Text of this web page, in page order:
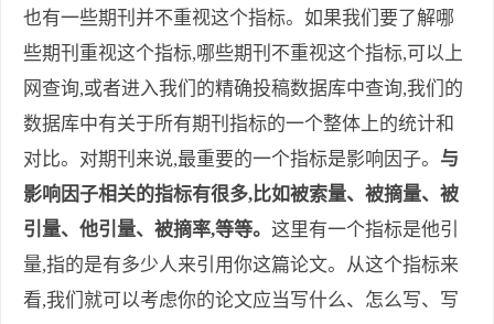
也有一些期刊并不重视这个指标。如果我们要了解哪
些期刊重视这个指标,哪些期刊不重视这个指标,可以上
网查询,或者进入我们的精确投稿数据库中查询,我们的
数据库中有关于所有期刊指标的一个整体上的统计和
对比。对期刊来说,最重要的一个指标是影响因子。 与
影响因子相关的指标有很多,比如被索量、被摘量、被
引量、他引量、被摘率,等等。 这里有一个指标是他引
量,指的是有多少人来引用你这篇论文。从这个指标来
看,我们就可以考虑你的论文应当写什么、怎么写、写